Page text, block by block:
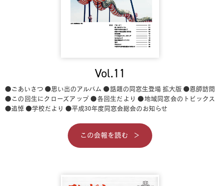
Vol.11
●ごあいさつ ●思い出のアルバム ●話題の同窓生登場 拡大版●恩師訪問
●この回生にクローズアップ●各回生だより ●地域同窓会のトピックス
●追悼●学校だより ●平成30年度同窓会総会のお知らせ
この会報を読む